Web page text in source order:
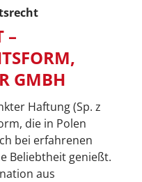
–
GMBH
Haftung (Sp. z
die in Polen
bei erfahrenen
Beliebtheit genießt.
aus